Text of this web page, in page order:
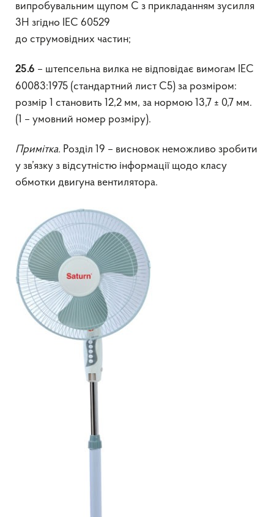
випробувальним щупом С з прикладанням зусилля
3Н згідно IEC 60529
до струмовідних частин;
25.6 – штепсельна вилка не відповідає вимогам IEC
60083:1975 (стандартний лист С5) за розміром:
розмір 1 становить 12,2 мм, за нормою 13,7 ± 0,7 мм.
(1 – умовний номер розміру).
Примітка. Розділ 19 – висновок неможливо зробити
у зв’язку з відсутністю інформації щодо класу
обмотки двигуна вентилятора.